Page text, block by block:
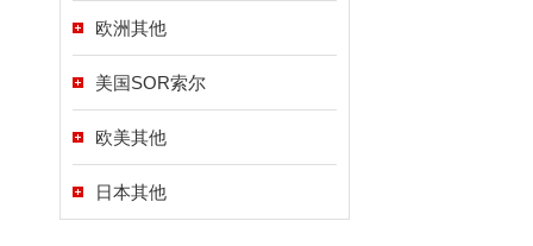
欧洲其他
美国SOR索尔
欧美其他
日本其他